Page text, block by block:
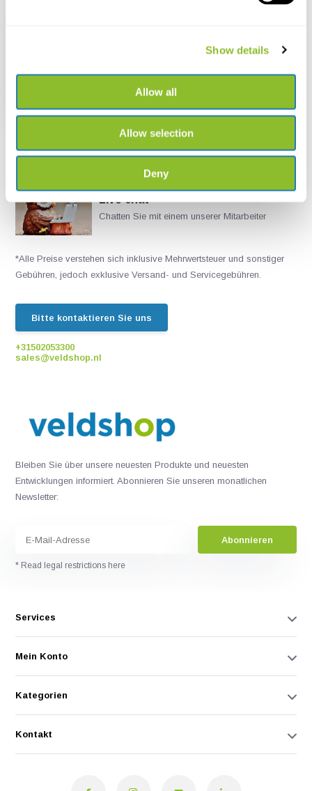
Show details
Allow all
Allow selection
Deny
Birds of Peninsular
€ 94,43 € 81,85
Live chat
Chatten Sie mit einem unserer Mitarbeiter
*Alle Preise verstehen sich inklusive Mehrwertsteuer und sonstiger
Gebühren, jedoch exklusive Versand- und Servicegebühren.
Bitte kontaktieren Sie uns
+31502053300
sales@veldshop.nl
Bleiben Sie über unsere neuesten Produkte und neuesten
Entwicklungen informiert. Abonnieren Sie unseren monatlichen
Newsletter:
Abonnieren
* Read legal restrictions here
Services
Mein Konto
Kategorien
Kontakt